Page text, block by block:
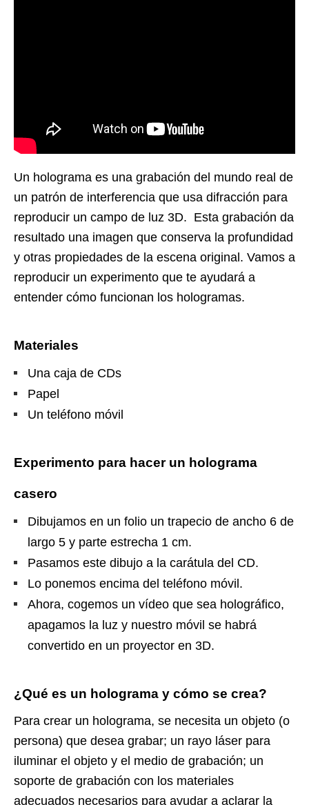
Un holograma es una grabación del mundo real de
un patrón de interferencia que usa difracción para
reproducir un campo de luz 3D. Esta grabación da
resultado una imagen que conserva la profundidad
y otras propiedades de la escena original. Vamos a
reproducir un experimento que te ayudará a
entender cómo funcionan los hologramas.
Materiales
Una caja de CDs
Papel
Un teléfono móvil
Experimento para hacer un holograma
casero
Dibujamos en un folio un trapecio de ancho 6 de
largo 5 y parte estrecha 1 cm.
Pasamos este dibujo a la carátula del CD.
Lo ponemos encima del teléfono móvil.
Ahora, cogemos un vídeo que sea holográfico,
apagamos la luz y nuestro móvil se habrá
convertido en un proyector en 3D.
¿Qué es un holograma y cómo se crea?
Para crear un holograma, se necesita un objeto (o
persona) que desea grabar; un rayo láser para
iluminar el objeto y el medio de grabación; un
soporte de grabación con los materiales
adecuados necesarios para ayudar a aclarar la